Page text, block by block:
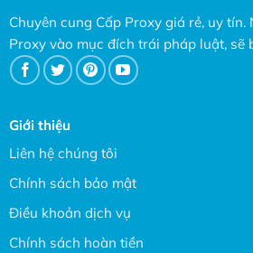
Chuyên cung Cấp Proxy giá rẻ, uy tín.
Proxy vào mục đích trái pháp luật, sẽ
Giới thiệu
Liên hệ chúng tôi
Chính sách bảo mật
Điều khoản dịch vụ
Chính sách hoàn tiền